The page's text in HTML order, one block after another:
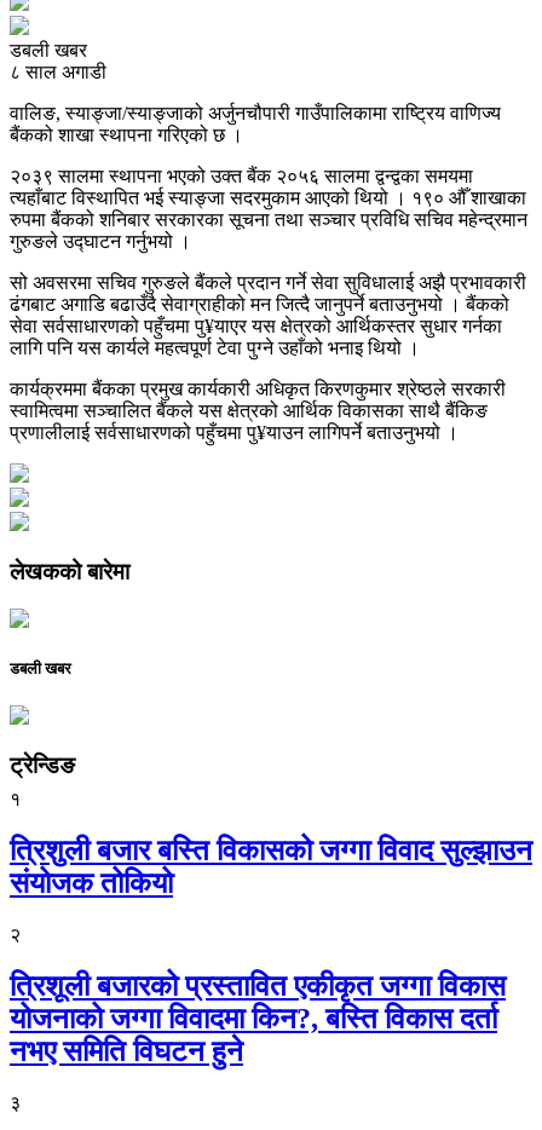
डबली खबर
८ साल अगाडी
वालिङ, स्याङ्जा/स्याङ्जाको अर्जुनचौपारी गाउँपालिकामा राष्ट्रिय वाणिज्य
बैंकको शाखा स्थापना गरिएको छ ।
२०३९ सालमा स्थापना भएको उक्त बैंक २०५६ सालमा द्वन्द्वका समयमा
त्यहाँबाट विस्थापित भई स्याङ्जा सदरमुकाम आएको थियो । १९० औँ शाखाका
रुपमा बैंकको शनिबार सरकारका सूचना तथा सञ्चार प्रविधि सचिव महेन्द्रमान
गुरुङले उद्घाटन गर्नुभयो ।
सो अवसरमा सचिव गुरुङले बैंकले प्रदान गर्ने सेवा सुविधालाई अझै प्रभावकारी
ढंगबाट अगाडि बढाउँदै सेवाग्राहीको मन जित्दै जानुपर्ने बताउनुभयो । बैंकको
सेवा सर्वसाधारणको पहुँचमा पु¥याएर यस क्षेत्रको आर्थिकस्तर सुधार गर्नका
लागि पनि यस कार्यले महत्वपूर्ण टेवा पुग्ने उहाँको भनाइ थियो ।
कार्यक्रममा बैंकका प्रमुख कार्यकारी अधिकृत किरणकुमार श्रेष्ठले सरकारी
स्वामित्वमा सञ्चालित बैंकले यस क्षेत्रको आर्थिक विकासका साथै बैंकिङ
प्रणालीलाई सर्वसाधारणको पहुँचमा पु¥याउन लागिपर्ने बताउनुभयो ।
लेखकको बारेमा
डबली खबर
ट्रेन्डिङ
१
त्रिशुली बजार बस्ति विकासको जग्गा विवाद सुल्झाउन
संयोजक तोकियो
२
त्रिशूली बजारको प्रस्तावित एकीकृत जग्गा विकास
योजनाको जग्गा विवादमा किन?, बस्ति विकास दर्ता
नभए समिति विघटन हुने
३